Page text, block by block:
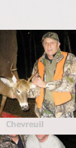
Chevreuil